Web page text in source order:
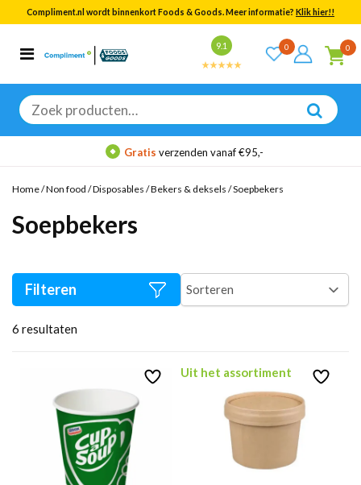
Compliment.nl wordt binnenkort Foods & Goods. Meer informatie? Klik hier!!
9.1 0 0
Zoeken
naar:
Categorieën
Bekijk alle resultaten
Gratis verzenden vanaf €95,-
Home/Non food /Disposables /Bekers & deksels /Soepbekers
Soepbekers
6 resultaten
Filteren
Uit het assortiment